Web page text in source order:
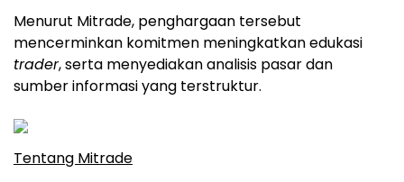
Menurut Mitrade, penghargaan tersebut
mencerminkan komitmen meningkatkan edukasi
trader, serta menyediakan analisis pasar dan
sumber informasi yang terstruktur.
Tentang Mitrade